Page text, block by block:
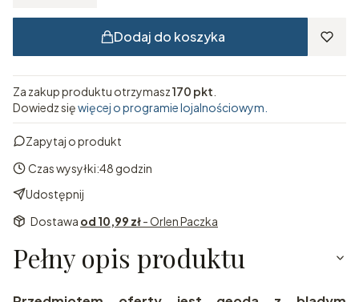
Dodaj do koszyka
Za zakup produktu otrzymasz170 pkt
Dowiedz sięwięcej o programie lojalnościowym.
Zapytaj o produkt
Czas wysyłki:48 godzin
Udostępnij
Dostawa od 10,99 zł- Orlen Paczka
Pełny opis produktu